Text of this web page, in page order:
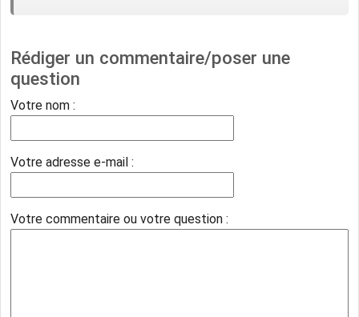
Rédiger un commentaire/poser une
question
Votre nom :
Votre adresse e-mail :
Votre commentaire ou votre question :